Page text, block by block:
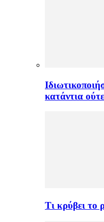
κατάντια
Τι κρύβει το